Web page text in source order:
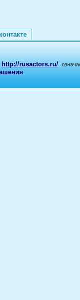
http://rusactors.ru/